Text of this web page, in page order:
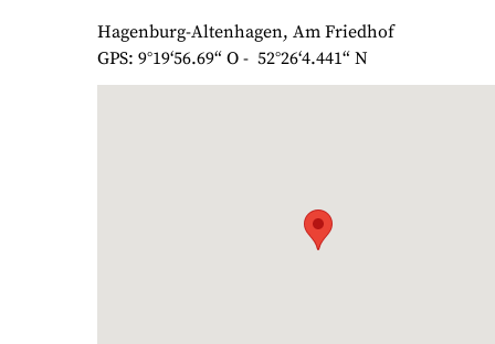
Hagenburg-Altenhagen, Am Friedhof
GPS: 9°19‘56.69“ O - 52°26‘4.441“ N